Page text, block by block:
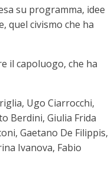
su programma, idee
quel civismo che ha
il capoluogo, che ha
Ugo Ciarrocchi,
Berdini, Giulia Frida
Gaetano De Filippis,
Ivanova, Fabio